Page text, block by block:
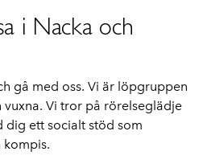
i Nacka och
gå med oss. Vi är löpgruppen
Vi tror på rörelseglädje
dig ett socialt stöd som
kompis.